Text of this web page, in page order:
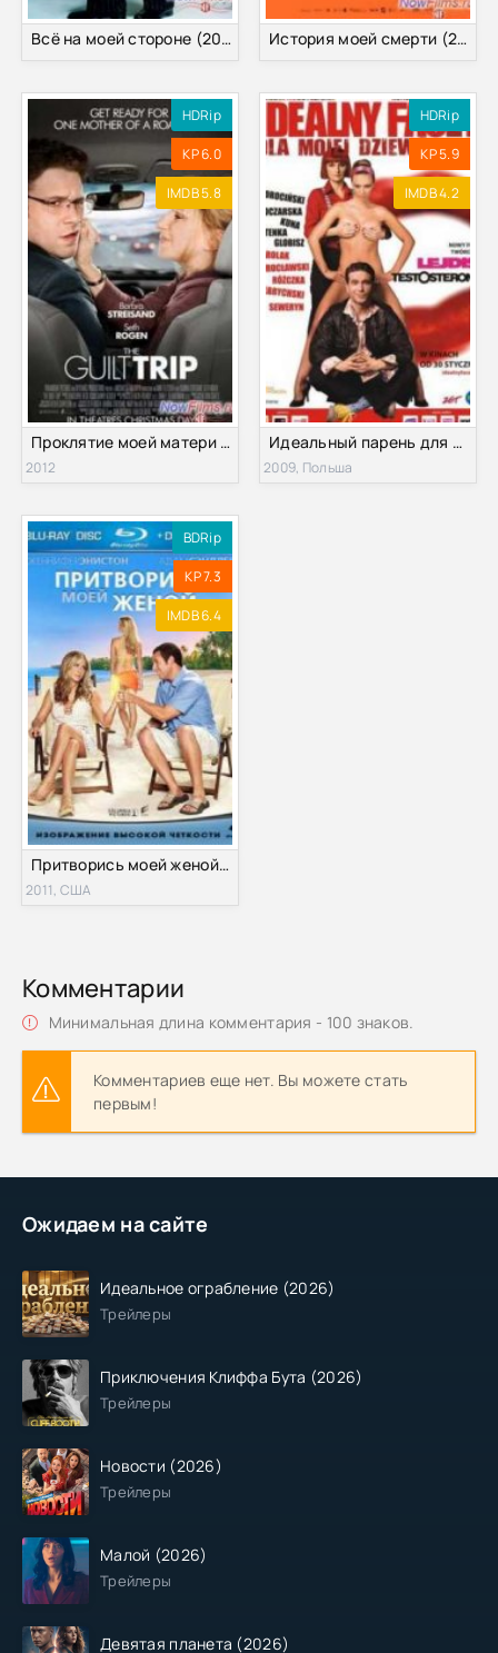
Ожидаем на сайте
Идеальное ограбление (2026)
Трейлеры
Приключения Клиффа Бута (2026)
Трейлеры
Новости (2026)
Трейлеры
Малой (2026)
Трейлеры
Девятая планета (2026)
Всё на моей стороне (2014) История моей смерти (2013)
HDRip
KP 6.0
IMDB 5.8
Проклятие моей матери (2012)
2012
HDRip
KP 5.9
IMDB 4.2
Идеальный парень для моей девушки (2009)
2009, Польша
BDRip
KP 7.3
IMDB 6.4
Притворись моей женой (2011)
2011, США
Комментарии
Минимальная длина комментария - 100 знаков.
Комментариев еще нет. Вы можете стать
первым!